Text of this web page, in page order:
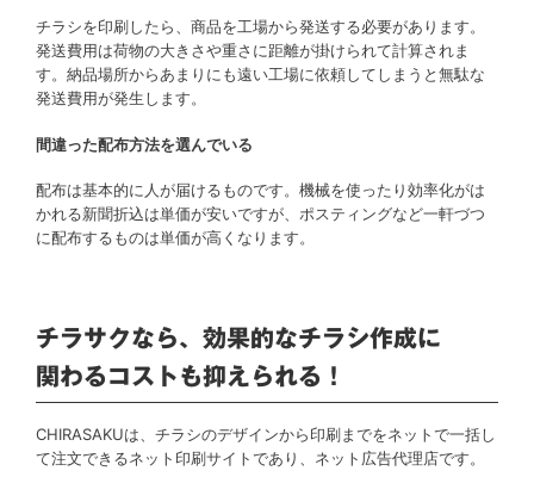
チラシを印刷したら、商品を工場から発送する必要があります。
発送費用は荷物の大きさや重さに距離が掛けられて計算されま
す。納品場所からあまりにも遠い工場に依頼してしまうと無駄な
発送費用が発生します。
間違った配布方法を選んでいる
配布は基本的に人が届けるものです。機械を使ったり効率化がは
かれる新聞折込は単価が安いですが、ポスティングなど一軒づつ
に配布するものは単価が高くなります。
チラサクなら、効果的なチラシ作成に
関わるコストも抑えられる！
CHIRASAKUは、チラシのデザインから印刷までをネットで一括し
て注文できるネット印刷サイトであり、ネット広告代理店です。